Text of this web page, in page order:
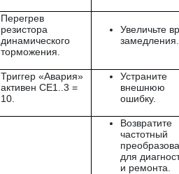
Перегрев
резистора
динамического
торможения.
Увеличьте
замедления.
Триггер «Авария»
активен СЕ1..3 =
10.
Устраните
внешнюю
ошибку.
Возвратите
частотный
для
и ремонта.